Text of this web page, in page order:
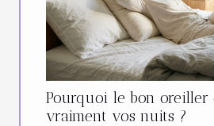
Pourquoi le bon
vraiment vos nuits ?